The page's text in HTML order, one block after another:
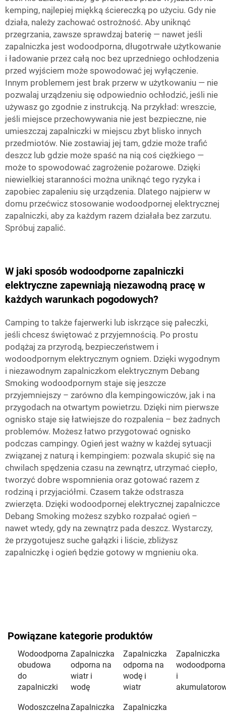
kemping, najlepiej miękką ściereczką po użyciu. Gdy nie
działa, należy zachować ostrożność. Aby uniknąć
przegrzania, zawsze sprawdzaj baterię — nawet jeśli
zapalniczka jest wodoodporna, długotrwałe użytkowanie
i ładowanie przez całą noc bez uprzedniego ochłodzenia
przed wyjściem może spowodować jej wyłączenie.
Innym problemem jest brak przerw w użytkowaniu — nie
pozwalaj urządzeniu się odpowiednio ochłodzić, jeśli nie
używasz go zgodnie z instrukcją. Na przykład: wreszcie,
jeśli miejsce przechowywania nie jest bezpieczne, nie
umieszczaj zapalniczki w miejscu zbyt blisko innych
przedmiotów. Nie zostawiaj jej tam, gdzie może trafić
deszcz lub gdzie może spaść na nią coś ciężkiego —
może to spowodować zagrożenie pożarowe. Dzięki
niewielkiej staranności można uniknąć tego ryzyka i
zapobiec zapaleniu się urządzenia. Dlatego najpierw w
domu przećwicz stosowanie wodoodpornej elektrycznej
zapalniczki, aby za każdym razem działała bez zarzutu.
Spróbuj zapalić.
W jaki sposób wodoodporne zapalniczki
elektryczne zapewniają niezawodną pracę w
każdych warunkach pogodowych?
Camping to także fajerwerki lub iskrzące się pałeczki,
jeśli chcesz świętować z przyjemnością. Po prostu
podążaj za przyrodą, bezpieczeństwem i
wodoodpornym elektrycznym ogniem. Dzięki wygodnym
i niezawodnym zapalniczkom elektrycznym Debang
Smoking wodoodpornym staje się jeszcze
przyjemniejszy – zarówno dla kempingowiczów, jak i na
przygodach na otwartym powietrzu. Dzięki nim pierwsze
ognisko staje się łatwiejsze do rozpalenia – bez żadnych
problemów. Możesz łatwo przygotować ognisko
podczas campingу. Ogień jest ważny w każdej sytuacji
związanej z naturą i kempingiem: pozwala skupić się na
chwilach spędzenia czasu na zewnątrz, utrzymać ciepło,
tworzyć dobre wspomnienia oraz gotować razem z
rodziną i przyjaciółmi. Czasem także odstrasza
zwierzęta. Dzięki wodoodpornej elektrycznej zapalniczce
Debang Smoking możesz szybko rozpałać ogień –
nawet wtedy, gdy na zewnątrz pada deszcz. Wystarczy,
że przygotujesz suche gałązki i liście, zbliżysz
zapalniczkę i ogień będzie gotowy w mgnieniu oka.
Powiązane kategorie produktów
Wodoodporna
obudowa
do
zapalniczki
Zapalniczka
odporna na
wiatr i
wodę
Zapalniczka
odporna na
wodę i
wiatr
Zapalniczka
wodoodporna
i
WodoszczelnaZapalniczka
Zapalniczka